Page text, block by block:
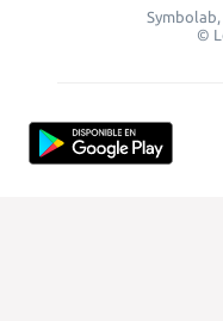
Symbolab,
©